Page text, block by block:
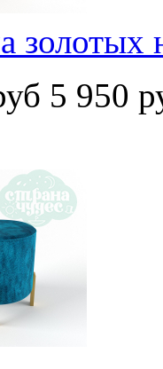
золотых
5 950